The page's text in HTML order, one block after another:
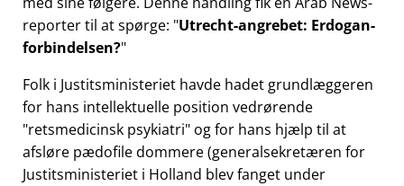
reporter til at spørge: Utrecht-angrebet: Erdogan-
forbindelsen?
Folk i Justitsministeriet havde hadet grundlæggeren
for hans intellektuelle position vedrørende
retsmedicinsk psykiatri og for hans hjælp til at
afsløre pædofile dommere (generalsekretæren for
Justitsministeriet i Holland blev fanget under